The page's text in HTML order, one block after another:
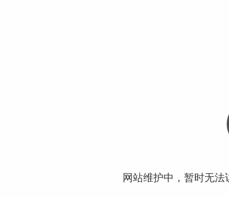
网站维护中，暂时无